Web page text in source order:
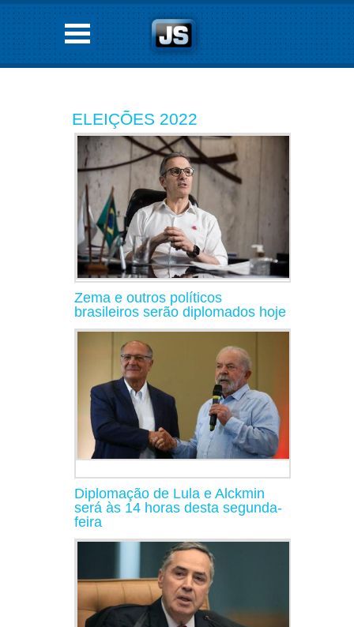
ELEIÇÕES 2022
Zema e outros políticos
brasileiros serão diplomados hoje
Diplomação de Lula e Alckmin
será às 14 horas desta segunda-
feira